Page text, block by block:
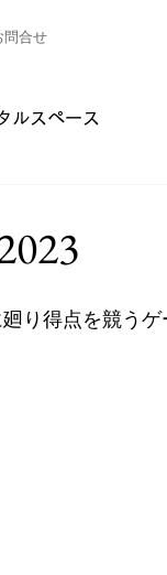
問合せ
ルスペース
り得点を競うゲ